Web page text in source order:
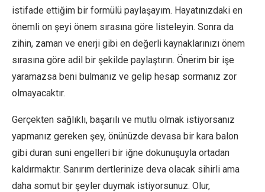
istifade ettiğim bir formülü paylaşayım. Hayatınızdaki en
önemli on şeyi önem sırasına göre listeleyin. Sonra da
zihin, zaman ve enerji gibi en değerli kaynaklarınızı önem
sırasına göre adil bir şekilde paylaştırın. Önerim bir işe
yaramazsa beni bulmanız ve gelip hesap sormanız zor
olmayacaktır.
Gerçekten sağlıklı, başarılı ve mutlu olmak istiyorsanız
yapmanız gereken şey, önünüzde devasa bir kara balon
gibi duran suni engelleri bir iğne dokunuşuyla ortadan
kaldırmaktır. Sanırım dertlerinize deva olacak sihirli ama
daha somut bir şeyler duymak istiyorsunuz. Olur,